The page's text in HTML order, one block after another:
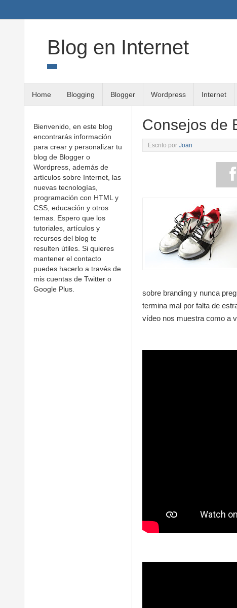
Blog en Internet
Home Blogging Blogger Wordpress Internet
Consejos de
Escrito porJoan
sobre branding y nunca
termina mal por falta de
vídeo nos muestra como a
Bienvenido, en este blog
encontrarás información
para crear y personalizar tu
blog de Blogger o
Wordpress, además de
artículos sobre Internet, las
nuevas tecnologías,
programación con HTML y
CSS, educación y otros
temas. Espero que los
tutoriales, artículos y
recursos del blog te
resulten útiles. Si quieres
mantener el contacto
puedes hacerlo a través de
mis cuentas de Twitter o
Google Plus.